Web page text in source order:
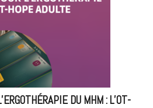
DU MHM : L’OT-